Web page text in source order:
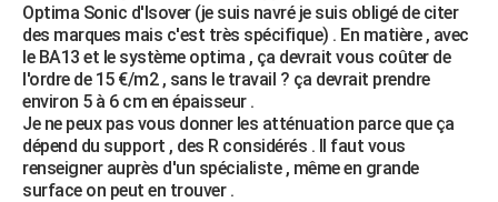
Optima Sonic d'Isover (je suis navré je suis obligé de citer
des marques mais c'est très spécifique) . En matière , avec
le BA13 et le système optima , ça devrait vous coûter de
l'ordre de 15 €/m2 , sans le travail ? ça devrait prendre
environ 5 à 6 cm en épaisseur .
Je ne peux pas vous donner les atténuation parce que ça
dépend du support , des R considérés . Il faut vous
renseigner auprès d'un spécialiste , même en grande
surface on peut en trouver .